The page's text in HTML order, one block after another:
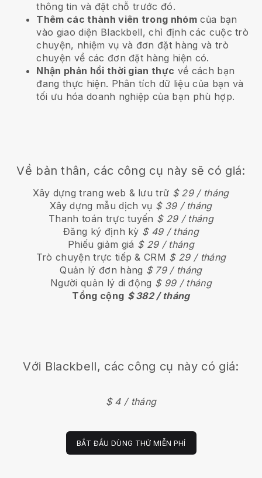
thông tin và đặt chỗ trước đó.
Thêm các thành viên trong nhóm của bạn
vào giao diện Blackbell, chỉ định các cuộc trò
chuyện, nhiệm vụ và đơn đặt hàng và trò
chuyện về các đơn đặt hàng hiện có.
Nhận phản hồi thời gian thực về cách bạn
đang thực hiện. Phân tích dữ liệu của bạn và
tối ưu hóa doanh nghiệp của bạn phù hợp.
Về bản thân, các công cụ này sẽ có giá:
Xây dựng trang web & lưu trữ $ 29 / tháng
Xây dựng mẫu dịch vụ $ 39 / tháng
Thanh toán trực tuyến $ 29 / tháng
Đăng ký định kỳ $ 49 / tháng
Phiếu giảm giá $ 29 / tháng
Trò chuyện trực tiếp & CRM $ 29 / tháng
Quản lý đơn hàng $ 79 / tháng
Người quản lý di động $ 99 / tháng
Tổng cộng $ 382 / tháng
Với Blackbell, các công cụ này có giá:
$ 4 / tháng
BẮT ĐẦU DÙNG THỬ MIỄN PHÍ